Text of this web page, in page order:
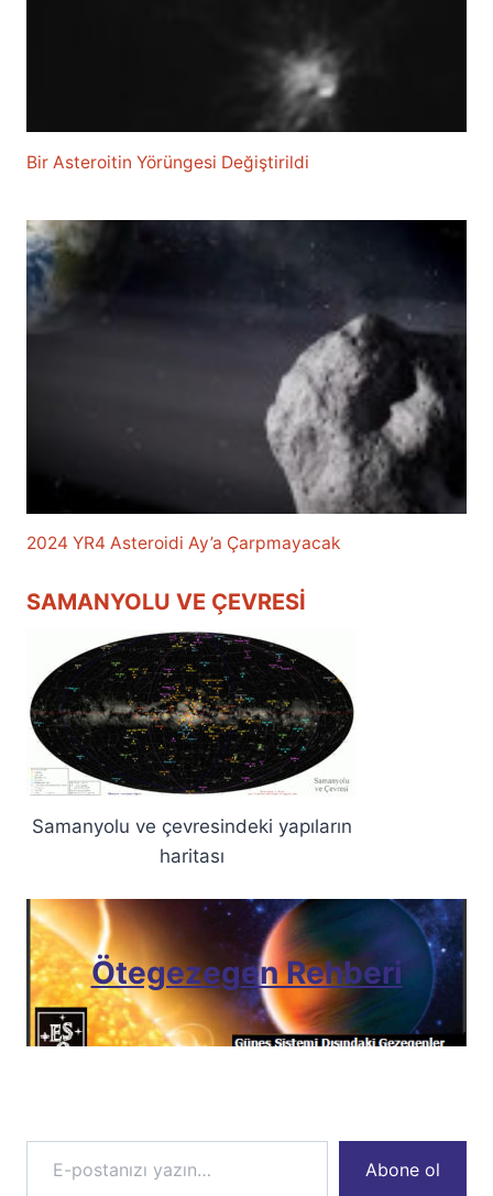
Bir Asteroitin Yörüngesi Değiştirildi
2024 YR4 Asteroidi Ay’a Çarpmayacak
SAMANYOLU VE ÇEVRESI
Samanyolu ve çevresindeki yapıların
haritası
Ötegezegen Rehberi
E-postanızı yazın…
Abone ol